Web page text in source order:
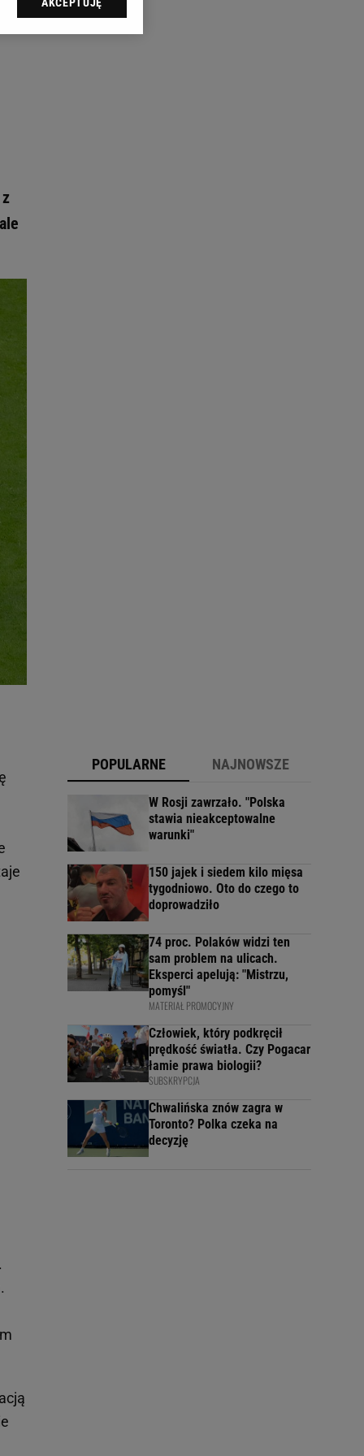
POPULARNE NAJNOWSZE
W Rosji zawrzało. "Polska
stawia nieakceptowalne
warunki"
150 jajek i siedem kilo mięsa
tygodniowo. Oto do czego to
doprowadziło
74 proc. Polaków widzi ten
sam problem na ulicach.
Eksperci apelują: "Mistrzu,
pomyśl"
MATERIAŁ PROMOCYJNY
Człowiek, który podkręcił
prędkość światła. Czy Pogacar
łamie prawa biologii?
SUBSKRYPCJA
Chwalińska znów zagra w
Toronto? Polka czeka na
decyzję
sp. z o.o., jej
swoje preferencje